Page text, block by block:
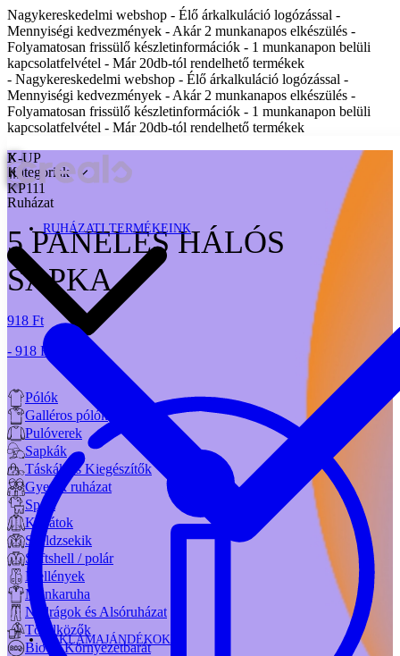
Nagykereskedelmi webshop - Élő árkalkuláció logózással -
Mennyiségi kedvezmények - Akár 2 munkanapos elkészülés -
Folyamatosan frissülő készletinformációk - 1 munkanapon belüli
kapcsolatfelvétel - Már 20db-tól rendelhető termékek
- Nagykereskedelmi webshop - Élő árkalkuláció logózással -
Mennyiségi kedvezmények - Akár 2 munkanapos elkészülés -
Folyamatosan frissülő készletinformációk - 1 munkanapon belüli
kapcsolatfelvétel - Már 20db-tól rendelhető termékek
RUHÁZATI TERMÉKEINK
REKLÁMAJÁNDÉKOK
X
Kategóriák
Ruházat
Pólók
Galléros pólók
Pulóverek
Sapkák
Táskák és Kiegészítők
Gyerek ruházat
Sport
Kabátok
Széldzsekik
Softshell / polár
Mellények
Munkaruha
Nadrágok és Alsóruházat
Törölközők
Bio és Környezetbarát
K-UP
KP111
5 PANELES HÁLÓS
SAPKA
918 Ft
- 918 Ft